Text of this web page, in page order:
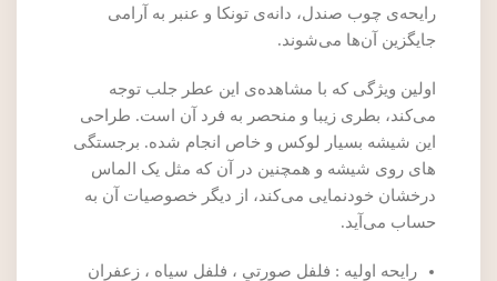
رایحه‌ی چوب صندل، دانه‌ی تونکا و عنبر به آرامی
جایگزین آن‌ها می‌شوند.
اولین ویژگی که با مشاهده‌ی این عطر جلب توجه
می‌کند، بطری زیبا و منحصر به فرد آن است. طراحی
این شیشه بسیار لوکس و خاص انجام شده. برجستگی
های روی شیشه و همچنین در آن که مثل یک الماس
درخشان خودنمایی می‌کند، از دیگر خصوصیات آن به
حساب می‌آید.
رایحه اولیه : فلفل صورتي ، فلفل سياه ، زعفران